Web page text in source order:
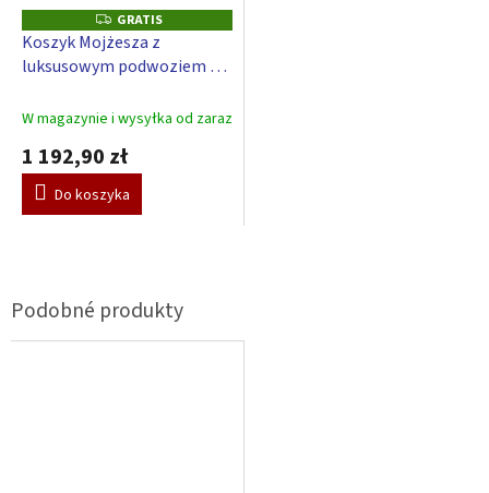
G
R
A
T
GRATIS
Koszyk Mojżesza z
luksusowym podwoziem dla
budką – zielony
W magazynie i wysyłka od zaraz
1 192,90 zł
Do koszyka